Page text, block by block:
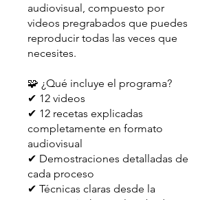
audiovisual, compuesto por
videos pregrabados que puedes
reproducir todas las veces que
necesites.
🧩 ¿Qué incluye el programa?
✔ 12 videos
✔ 12 recetas explicadas
completamente en formato
audiovisual
✔ Demostraciones detalladas de
cada proceso
✔ Técnicas claras desde la